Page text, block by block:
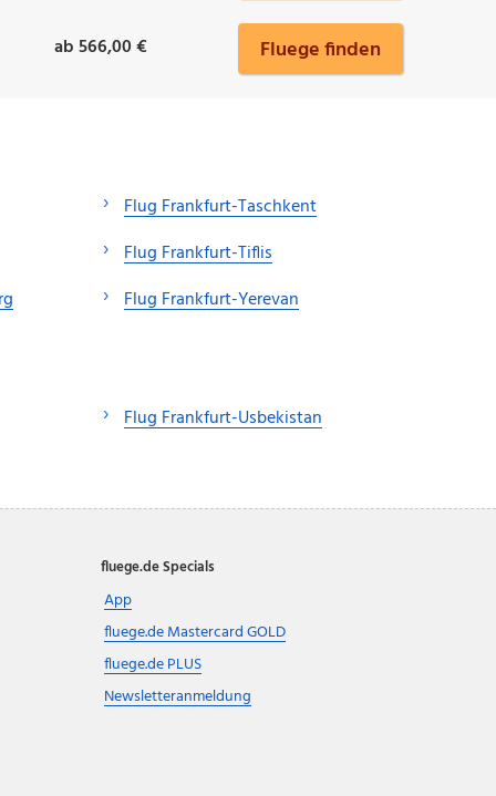
ab 566,00 € Fluege finden
Flug Frankfurt-Taschkent
Flug Frankfurt-Tiflis
Flug Frankfurt-Yerevan
Flug Frankfurt-Usbekistan